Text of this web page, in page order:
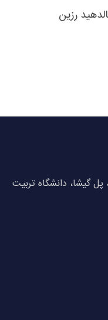
رزین
پل گیشا، دانشگاه تربیت